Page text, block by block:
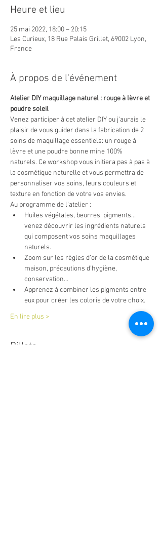
Heure et lieu
25 mai 2022, 18:00 – 20:15
Les Curieux, 18 Rue Palais Grillet, 69002 Lyon,
France
À propos de l'événement
Atelier DIY maquillage naturel : rouge à lèvre et
poudre soleil
Venez participer à cet atelier DIY ou j’aurais le
plaisir de vous guider dans la fabrication de 2
soins de maquillage essentiels: un rouge à
lèvre et une poudre bonne mine 100%
naturels. Ce workshop vous initiera pas à pas à
la cosmétique naturelle et vous permettra de
personnaliser vos soins, leurs couleurs et
texture en fonction de votre vos envies.
Au programme de l’atelier :
Huiles végétales, beurres, pigments…
venez découvrir les ingrédients naturels
qui composent vos soins maquillages
naturels.
Zoom sur les règles d’or de la cosmétique
maison, précautions d’hygiène,
conservation…
Apprenez à combiner les pigments entre
eux pour créer les coloris de votre choix.
En lire plus >
Billets